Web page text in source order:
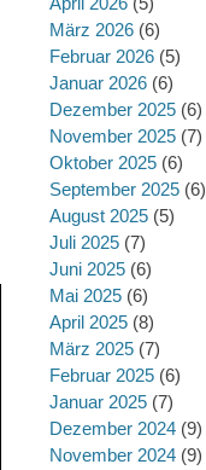
März 2026 (6)
Februar 2026 (5)
Januar 2026 (6)
Dezember 2025 (6)
November 2025 (7)
Oktober 2025 (6)
September 2025 (6)
August 2025 (5)
Juli 2025 (7)
Juni 2025 (6)
Mai 2025 (6)
April 2025 (8)
März 2025 (7)
Februar 2025 (6)
Januar 2025 (7)
Dezember 2024 (9)
November 2024 (9)